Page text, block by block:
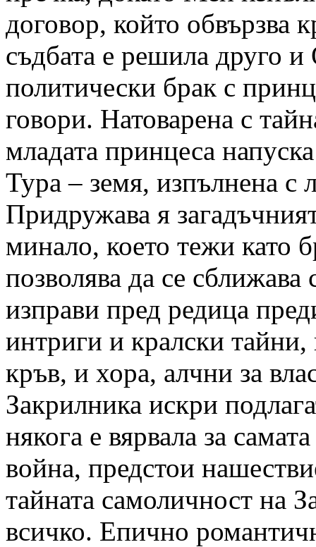
договор, който обвързва
съдбата е решила друго
политически брак с
говори. Натоварена с
младата принцеса
Тура – земя, изпълнена с
Придружава я
минало, което тежи като
позволява да се
изправи пред редица
интриги и кралски
кръв, и хора, алчни за
Закрилника искри
някога е вярвала за
война, предстои
тайната самоличност на
всичко. Епично